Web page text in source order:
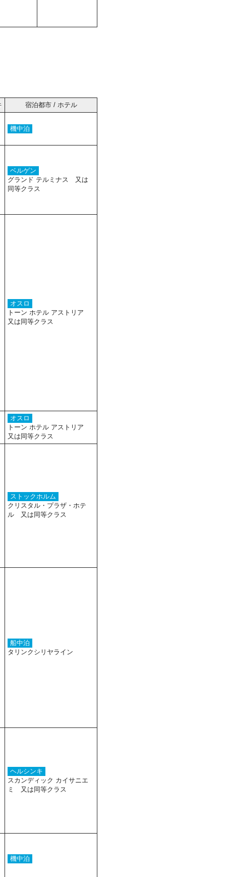
宿泊都市 / ホテル
機中泊
ベルゲン
グランド テルミナス 又は
同等クラス
オスロ
トーン ホテル アストリア
又は同等クラス
オスロ
トーン ホテル アストリア
又は同等クラス
ストックホルム
クリスタル・プラザ・ホテ
ル 又は同等クラス
船中泊
タリンクシリヤライン
ヘルシンキ
スカンディック カイサニエ
ミ 又は同等クラス
機中泊